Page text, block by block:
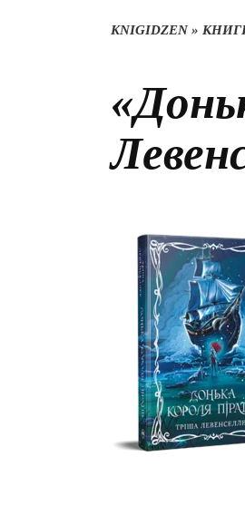
KNIGIDZEN»